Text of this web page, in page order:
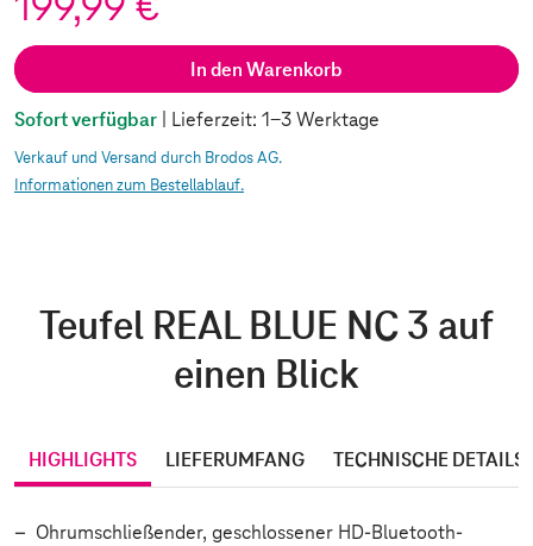
In den Warenkorb
Sofort verfügbar | Lieferzeit: 1-3 Werktage
Verkauf und Versand durch Brodos AG.
Informationen zum Bestellablauf.
Teufel REAL BLUE NC 3 auf
einen Blick
HIGHLIGHTS LIEFERUMFANG TECHNISCHE DETAILS
Ohrumschließender, geschlossener HD-Bluetooth-